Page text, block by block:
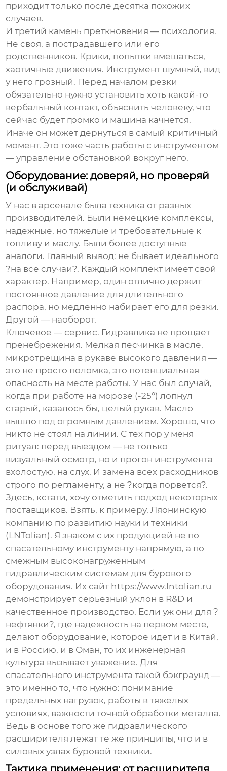
приходит только после десятка похожих
случаев.
И третий камень преткновения — психология.
Не своя, а пострадавшего или его
родственников. Крики, попытки вмешаться,
хаотичные движения. Инструмент шумный, вид
у него грозный. Перед началом резки
обязательно нужно установить хоть какой-то
вербальный контакт, объяснить человеку, что
сейчас будет громко и машина качнется.
Иначе он может дернуться в самый критичный
момент. Это тоже часть работы с инструментом
— управление обстановкой вокруг него.
Оборудование: доверяй, но проверяй
(и обслуживай)
У нас в арсенале была техника от разных
производителей. Были немецкие комплексы,
надежные, но тяжелые и требовательные к
топливу и маслу. Были более доступные
аналоги. Главный вывод: не бывает идеального
?на все случаи?. Каждый комплект имеет свой
характер. Например, один отлично держит
постоянное давление для длительного
распора, но медленно набирает его для резки.
Другой — наоборот.
Ключевое — сервис. Гидравлика не прощает
пренебрежения. Мелкая песчинка в масле,
микротрещина в рукаве высокого давления —
это не просто поломка, это потенциальная
опасность на месте работы. У нас был случай,
когда при работе на морозе (-25°) лопнул
старый, казалось бы, целый рукав. Масло
вышло под огромным давлением. Хорошо, что
никто не стоял на линии. С тех пор у меня
ритуал: перед выездом — не только
визуальный осмотр, но и прогон инструмента
вхолостую, на слух. И замена всех расходников
строго по регламенту, а не ?когда порвется?.
Здесь, кстати, хочу отметить подход некоторых
поставщиков. Взять, к примеру,Ляонинскую
компанию по развитию науки и техники
(LNTolian). Я знаком с их продукцией не по
спасательному инструменту напрямую, а по
смежным высоконагруженным
гидравлическим системам для бурового
оборудования. Их сайт https://www.lntolian.ru
демонстрирует серьезный уклон в R&D и
качественное производство. Если уж они для ?
нефтянки?, где надежность на первом месте,
делают оборудование, которое идет и в Китай,
и в Россию, и в Оман, то их инженерная
культура вызывает уважение. Для
спасательного инструмента такой бэкграунд —
это именно то, что нужно: понимание
предельных нагрузок, работы в тяжелых
условиях, важности точной обработки металла.
Ведь в основе того же гидравлического
расширителя лежат те же принципы, что и в
силовых узлах буровой техники.